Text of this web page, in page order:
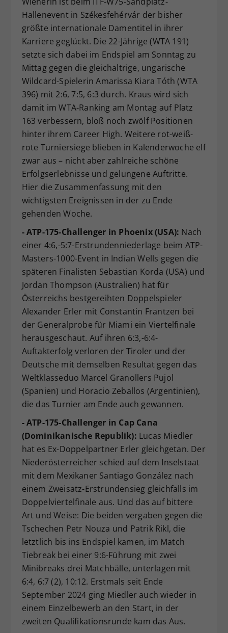
Hallenevent in Székesfehérvár der bisher
größte internationale Damentitel in ihrer
Karriere geglückt. Die 22-Jährige (WTA 191)
setzte sich dabei im Endspiel am Sonntag zu
Mittag gegen die gleichaltrige, ungarische
Wildcard-Spielerin Amarissa Kiara Tóth (WTA
396) mit 2:6, 7:5, 6:3 durch. Kraus wird sich
damit im WTA-Ranking am Montag auf Platz
163 verbessern, bloß noch zwölf Positionen
hinter ihrem Career High. Weitere rot-weiß-
rote Turniersiege blieben in Kalenderwoche elf
zwar aus – nicht aber zahlreiche schöne
Erfolgserlebnisse und gelungene Auftritte.
Hier die Zusammenfassung mit den
wichtigsten Ereignissen in der zu Ende
gehenden Woche.
- ATP-175-Challenger in Phoenix (USA): Nach
einer 4:6,-5:7-Erstrundenniederlage beim ATP-
Masters-1000-Event in Indian Wells gegen die
späteren Finalisten Sebastian Korda (USA) und
Jordan Thompson (Australien) hat für
Österreichs bestgereihten Doppelspieler
Alexander Erler mit Constantin Frantzen bei
der Generalprobe für Miami ein Viertelfinale
herausgeschaut. Auf ihren 6:3,-6:4-
Auftakterfolg verloren der Tiroler und der
Deutsche mit demselben Resultat gegen das
Weltklasseduo Marcel Granollers Pujol
(Spanien) und Horacio Zeballos (Argentinien),
die das Turnier am Ende auch gewannen.
- ATP-175-Challenger in Cap Cana
(Dominikanische Republik): Lucas Miedler
hat es Ex-Doppelpartner Erler gleichgetan. Der
Niederösterreicher schied auf dem Inselstaat
mit dem Mexikaner Santiago González nach
einem Zweisatz-Erstrundensieg gleichfalls im
Doppelviertelfinale aus. Und das auf bittere
Art und Weise: Die beiden vergaben gegen die
Tschechen Petr Nouza und Patrik Rikl, die
letztlich bis ins Endspiel kamen, im Match
Tiebreak bei einer 9:6-Führung mit zwei
Minibreaks drei Matchbälle, unterlagen mit
6:4, 6:7 (2), 10:12. Erstmals seit Ende
September 2024 ging Miedler auch wieder in
einem Einzelbewerb an den Start, in der
zweiten Qualifikationsrunde kam das Aus.
Zweck
Dieser Wert speichert Ihre Consent-
Einstellungen. Unter anderem eine
historische Speicherung Ihrer
vorgenommen Einstellungen, falls der
Webseiten-Betreiber dies eingestellt
hat.